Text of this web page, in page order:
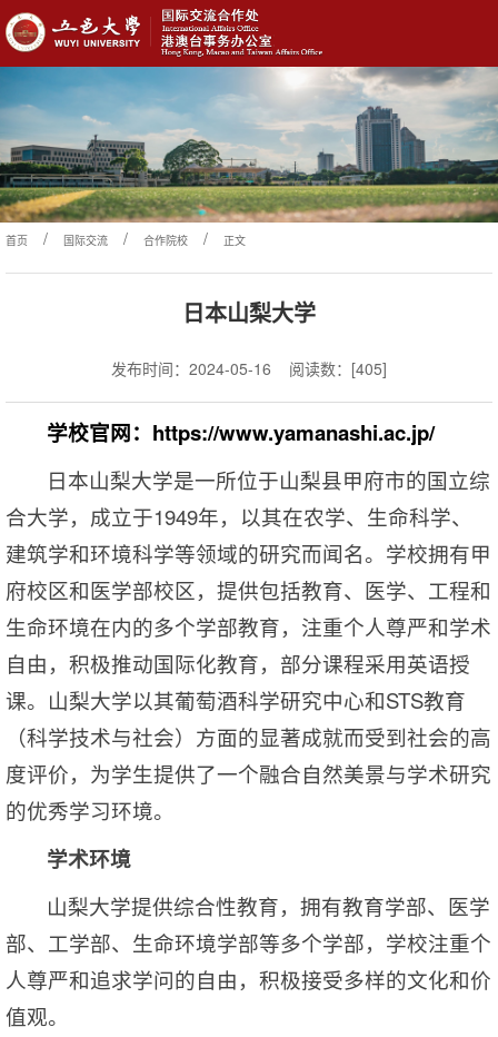
首页 / 国际交流 / 合作院校 / 正文
日本山梨大学
发布时间：2024-05-16 阅读数：[405]
学校官网：https://www.yamanashi.ac.jp/
日本山梨大学是一所位于山梨县甲府市的国立综
合大学，成立于1949年，以其在农学、生命科学、
建筑学和环境科学等领域的研究而闻名。学校拥有甲
府校区和医学部校区，提供包括教育、医学、工程和
生命环境在内的多个学部教育，注重个人尊严和学术
自由，积极推动国际化教育，部分课程采用英语授
课。山梨大学以其葡萄酒科学研究中心和STS教育
（科学技术与社会）方面的显著成就而受到社会的高
度评价，为学生提供了一个融合自然美景与学术研究
的优秀学习环境。
学术环境
山梨大学提供综合性教育，拥有教育学部、医学
部、工学部、生命环境学部等多个学部，学校注重个
人尊严和追求学问的自由，积极接受多样的文化和价
值观。